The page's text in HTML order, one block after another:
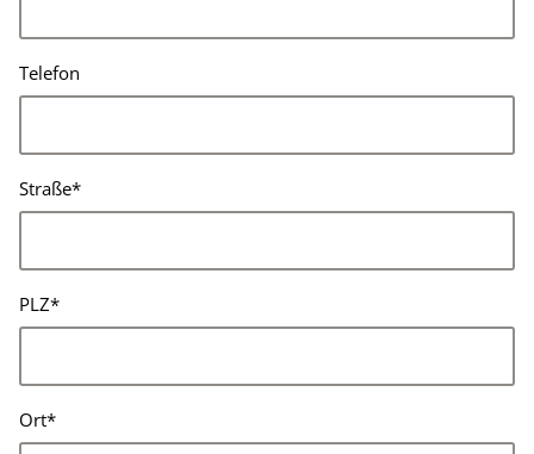
Telefon
Straße*
PLZ*
Ort*